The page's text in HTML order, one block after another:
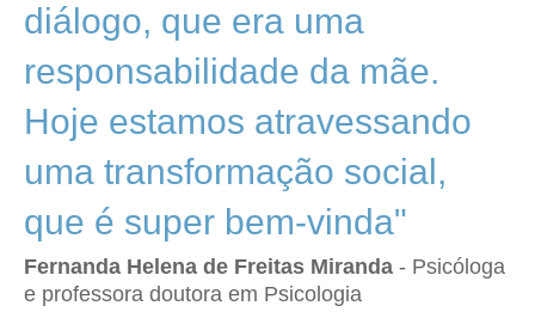
diálogo, que era uma
responsabilidade da mãe.
Hoje estamos atravessando
uma transformação social,
que é super bem-vinda"
Fernanda Helena de Freitas Miranda - Psicóloga
e professora doutora em Psicologia